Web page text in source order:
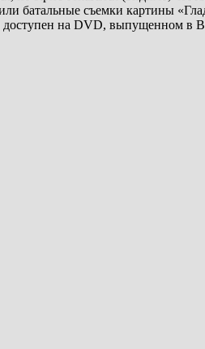
батальные съемки картины
на DVD, выпущенном в